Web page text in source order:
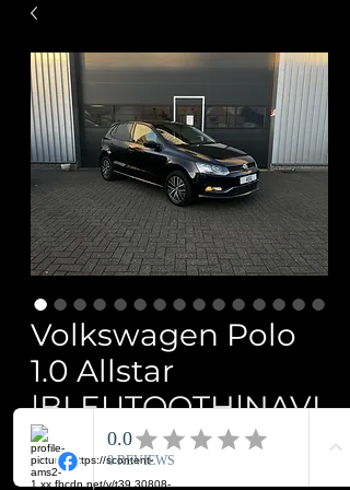
Volkswagen Polo
1.0 Allstar
|BLEUTOOTH|NAVI
|PDC|ZEER NET|
€ 9.150,00Prijs